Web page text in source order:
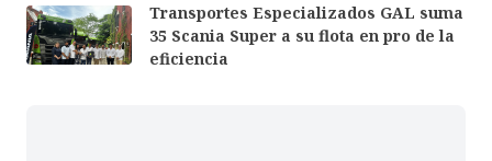
Transportes Especializados GAL suma
35 Scania Super a su flota en pro de la
eficiencia